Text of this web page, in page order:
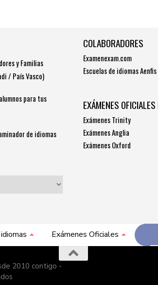
y Familias
/ País Vasco)
para tus
de idiomas
COLABORADORES
Examenexam.com
Escuelas de idiomas Aenfis
EXÁMENES
Exámenes Trinity
Exámenes Anglia
Exámenes Oxford
Exámenes Oficiales
2010 contigo -